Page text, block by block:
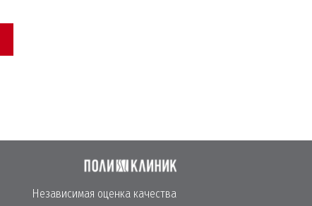
Независимая оценка качества